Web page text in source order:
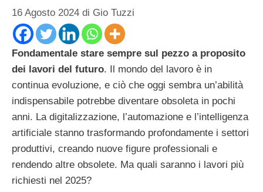
16 Agosto 2024 di Gio Tuzzi
Fondamentale stare sempre sul pezzo a proposito
dei lavori del futuro. Il mondo del lavoro è in
continua evoluzione, e ciò che oggi sembra un’abilità
indispensabile potrebbe diventare obsoleta in pochi
anni. La digitalizzazione, l’automazione e l’intelligenza
artificiale stanno trasformando profondamente i settori
produttivi, creando nuove figure professionali e
rendendo altre obsolete. Ma quali saranno i lavori più
richiesti nel 2025?